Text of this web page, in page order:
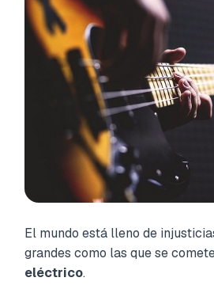
El mundo está lleno de
grandes como las que se
eléctrico.